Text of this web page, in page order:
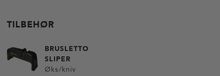
TILBEHØR
BRUSLETTO
SLIPER
Øks/kniv